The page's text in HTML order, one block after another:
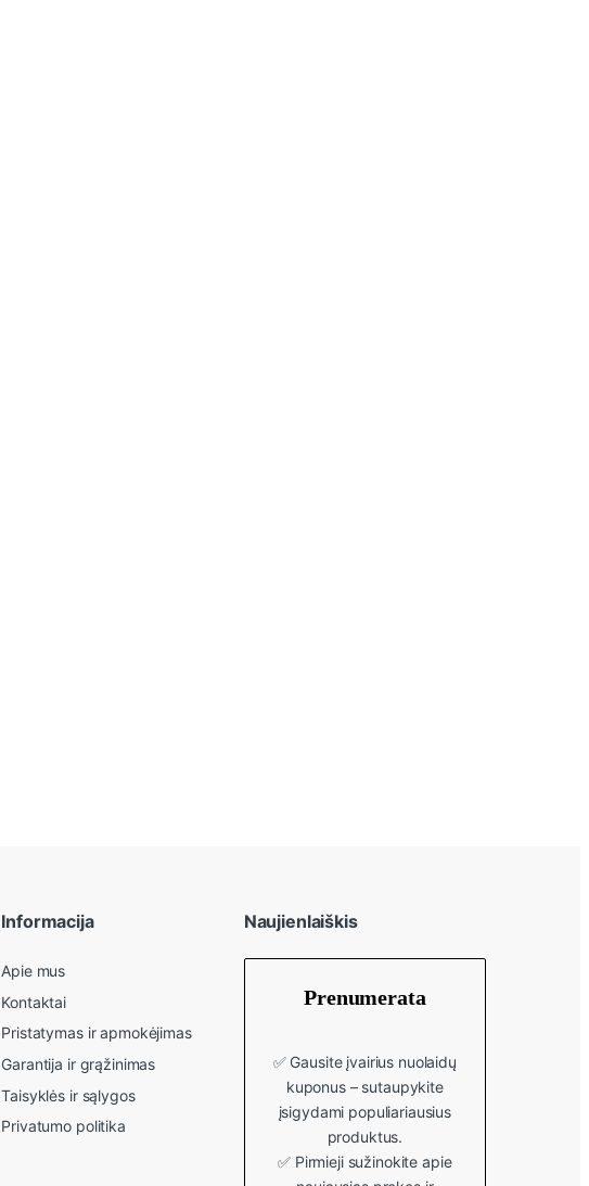
Informacija
Apie mus
Kontaktai
Pristatymas ir apmokėjimas
Garantija ir grąžinimas
Taisyklės ir sąlygos
Privatumo politika
Naujienlaiškis
Prenumerata
✅ Gausite įvairius nuolaidų
kuponus – sutaupykite
įsigydami populiariausius
produktus.
✅ Pirmieji sužinokite apie